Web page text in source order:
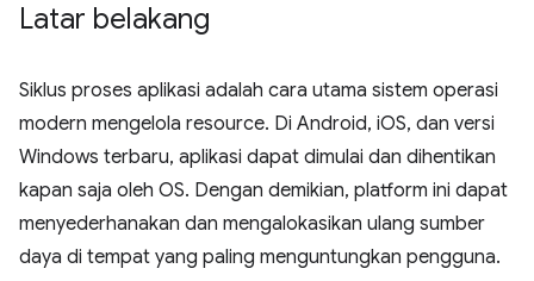
Latar belakang
Siklus proses aplikasi adalah cara utama sistem operasi
modern mengelola resource. Di Android, iOS, dan versi
Windows terbaru, aplikasi dapat dimulai dan dihentikan
kapan saja oleh OS. Dengan demikian, platform ini dapat
menyederhanakan dan mengalokasikan ulang sumber
daya di tempat yang paling menguntungkan pengguna.